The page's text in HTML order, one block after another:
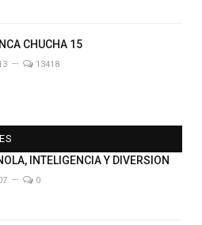
CHUCHA 15
13418
INTELIGENCIA Y DIVERSION
0